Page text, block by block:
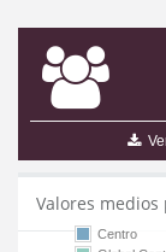
Valores medios
Centro